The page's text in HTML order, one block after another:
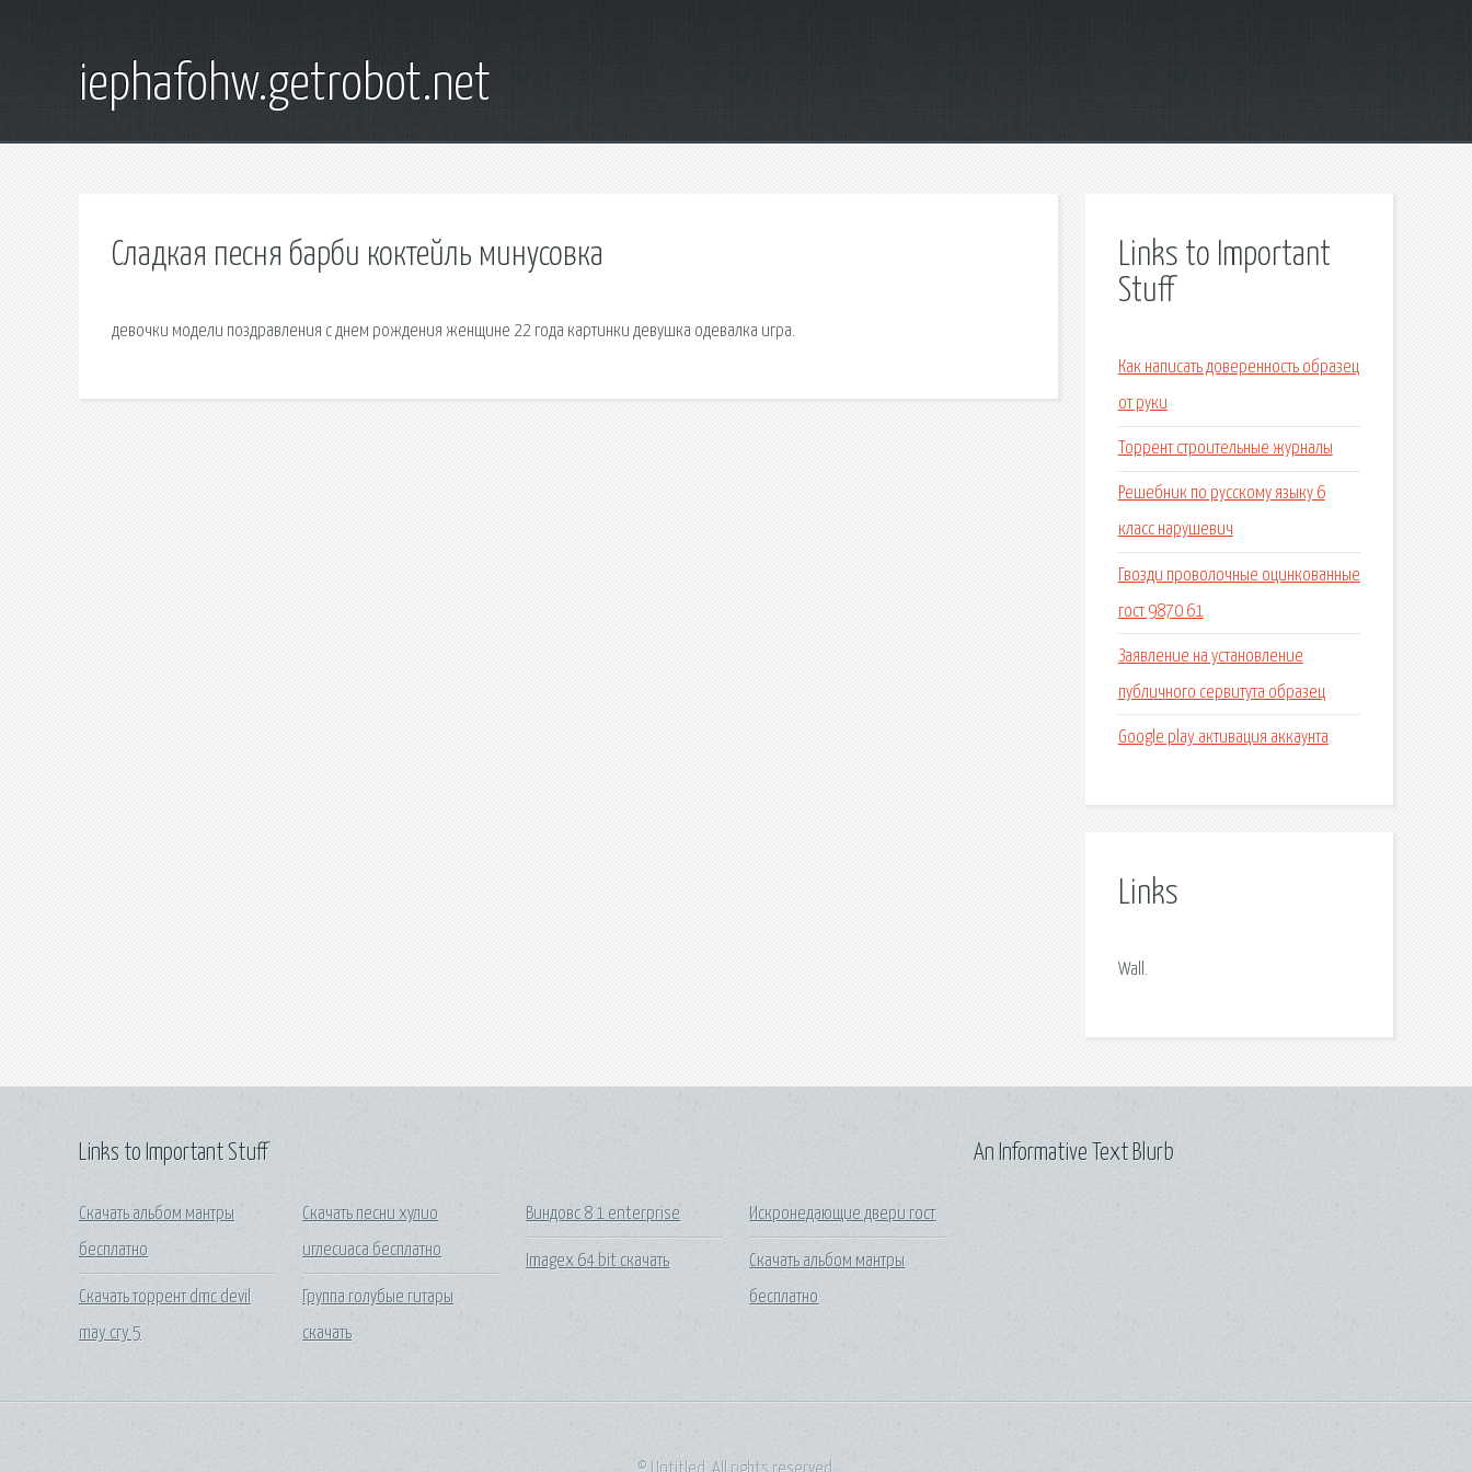
iephafohw.getrobot.net
Сладкая песня барби коктейль минусовка
девочки модели поздравления с днем рождения женщине 22 года картинки девушка одевалка игра.
Links to Important
Stuff
Как написать доверенность образец
от руки
Торрент строительные журналы
Решебник по русскому языку 6
класс нарушевич
Гвозди проволочные оцинкованные
гост 9870 61
Заявление на установление
публичного сервитута образец
Google play активация аккаунта
Links
Wall.
Links to Important Stuff
Скачать альбом мантры
бесплатно
Скачать торрент dmc devil
may cry 5
Скачать песни хулио
иглесиаса бесплатно
Группа голубые гитары
скачать
Виндовс 8 1 enterprise
Imagex 64 bit скачать
Искронедающие двери гост
Скачать альбом мантры
бесплатно
An Informative Text Blurb